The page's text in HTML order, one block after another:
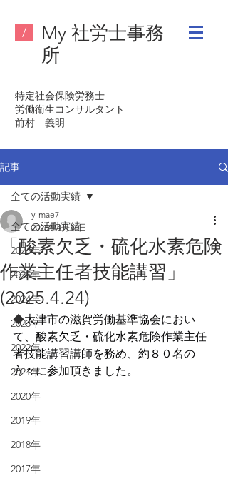
/
My 社労士事務
所
特定社会保険労務士
労働衛生コンサルタント
​前村 義明
記事
全ての活動実績
2026年
2025年
2024年
2023年
2022年
2021年
2020年
2019年
2018年
2017年
全ての活動実績
「酸素欠乏・硫化水素危険
作業主任者技能講習」
(2025.4.24)
y-mae7
2025年4月26日
◆大津市の滋賀労働基準協会におい
て、酸素欠乏・硫化水素危険作業主任
者技能講習講師を務め、約８０名の
方々に参加頂きました。